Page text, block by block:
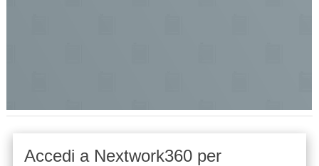
Accedi a Nextwork360 per